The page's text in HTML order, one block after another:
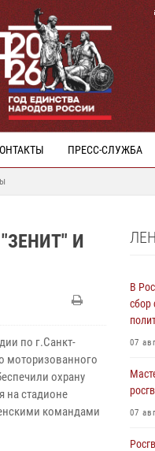
ПРЕСС-СЛУЖБА
И
по г.Санкт-
моторизованного
охрану
на стадионе
командами
В
сбор
07
07